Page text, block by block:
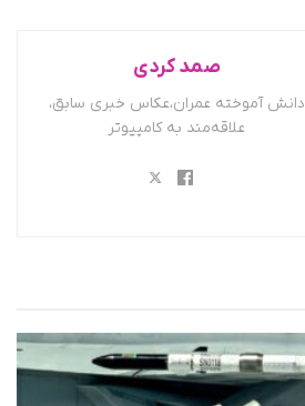
صمد کردی
دانش آموخته عمران،عکاس خبری سابق،
علاقه‌مند به کامپیوتر